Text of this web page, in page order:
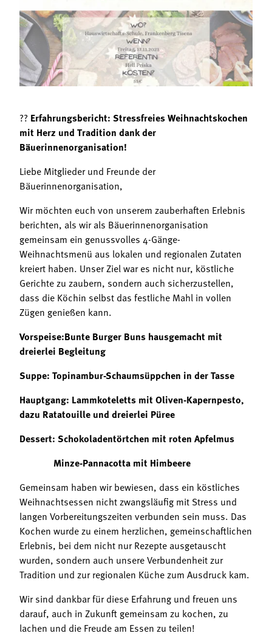
Mitgliedschaft
Landessekretariat
Bäuerliche Buffets
Hofgeschichten
?? Erfahrungsbericht: Stressfreies Weihnachtskochen
mit Herz und Tradition dank der
Bäuerinnenorganisation!
Liebe Mitglieder und Freunde der
Bäuerinnenorganisation,
Wir möchten euch von unserem zauberhaften Erlebnis
berichten, als wir als Bäuerinnenorganisation
gemeinsam ein genussvolles 4-Gänge-
Weihnachtsmenü aus lokalen und regionalen Zutaten
kreiert haben. Unser Ziel war es nicht nur, köstliche
Gerichte zu zaubern, sondern auch sicherzustellen,
dass die Köchin selbst das festliche Mahl in vollen
Zügen genießen kann.
Vorspeise:Bunte Burger Buns hausgemacht mit
dreierlei Begleitung
Suppe: Topinambur-Schaumsüppchen in der Tasse
Hauptgang: Lammkoteletts mit Oliven-Kapernpesto,
dazu Ratatouille und dreierlei Püree
Dessert: Schokoladentörtchen mit roten Apfelmus
Minze-Pannacotta mit Himbeere
Gemeinsam haben wir bewiesen, dass ein köstliches
Weihnachtsessen nicht zwangsläufig mit Stress und
langen Vorbereitungszeiten verbunden sein muss. Das
Kochen wurde zu einem herzlichen, gemeinschaftlichen
Erlebnis, bei dem nicht nur Rezepte ausgetauscht
wurden, sondern auch unsere Verbundenheit zur
Tradition und zur regionalen Küche zum Ausdruck kam.
Wir sind dankbar für diese Erfahrung und freuen uns
darauf, auch in Zukunft gemeinsam zu kochen, zu
lachen und die Freude am Essen zu teilen!